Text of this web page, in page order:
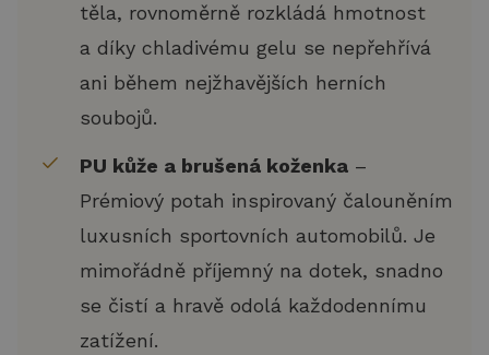
těla, rovnoměrně rozkládá hmotnost
a díky chladivému gelu se nepřehřívá
ani během nejžhavějších herních
soubojů.
PU kůže a brušená koženka –
Prémiový potah inspirovaný čalouněním
luxusních sportovních automobilů. Je
mimořádně příjemný na dotek, snadno
se čistí a hravě odolá každodennímu
zatížení.